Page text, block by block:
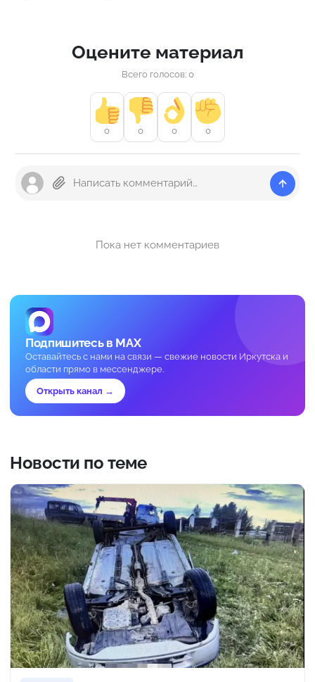
Оцените материал
Всего голосов: 0
0 0 0 0
Пока нет комментариев
Подпишитесь в MAX
Оставайтесь с нами на связи — свежие новости Иркутска и
области прямо в мессенджере.
Открыть канал →
Новости по теме